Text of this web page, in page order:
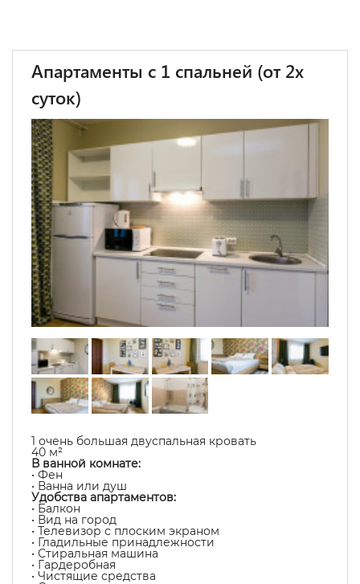
Апартаменты с 1 спальней (от 2х
суток)
1 очень большая двуспальная кровать
40 м²
В ванной комнате:
• Фен
• Ванна или душ
Удобства апартаментов:
• Балкон
• Вид на город
• Телевизор с плоским экраном
• Гладильные принадлежности
• Стиральная машина
• Гардеробная
• Чистящие средства